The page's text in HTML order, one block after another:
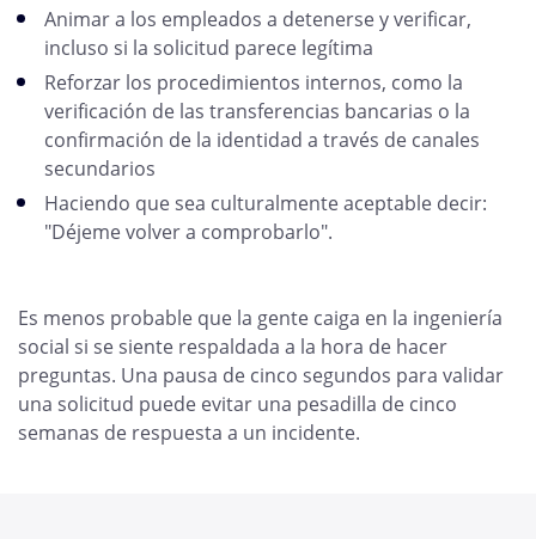
Animar a los empleados a detenerse y verificar,
incluso si la solicitud parece legítima
Reforzar los procedimientos internos, como la
verificación de las transferencias bancarias o la
confirmación de la identidad a través de canales
secundarios
Haciendo que sea culturalmente aceptable decir:
"Déjeme volver a comprobarlo".
Es menos probable que la gente caiga en la ingeniería
social si se siente respaldada a la hora de hacer
preguntas. Una pausa de cinco segundos para validar
una solicitud puede evitar una pesadilla de cinco
semanas de respuesta a un incidente.